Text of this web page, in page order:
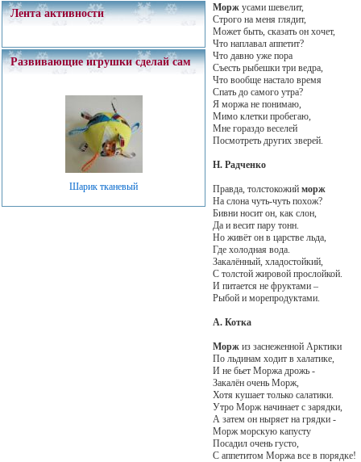
Лента активности
Развивающие игрушки сделай сам
Шарик тканевый
Моржусами шевелит,
Строго на меня глядит,
Может быть, сказать он хочет,
Что наплавал аппетит?
Что давно уже пора
Съесть рыбешки три ведра,
Что вообще настало время
Спать до самого утра?
Я моржа не понимаю,
Мимо клетки пробегаю,
Мне гораздо веселей
Посмотреть других зверей.
Н. Радченко
Правда, толстокожий морж
На слона чуть-чуть похож?
Бивни носит он, как слон,
Да и весит пару тонн.
Но живёт он в царстве льда,
Где холодная вода.
Закалённый, хладостойкий,
С толстой жировой прослойкой.
И питается не фруктами –
Рыбой и морепродуктами.
А. Котка
Моржиз заснеженной Арктики
По льдинам ходит в халатике,
И не бьет Моржа дрожь -
Закалён очень Морж,
Хотя кушает только салатики.
Утро Морж начинает с зарядки,
А затем он ныряет на грядки -
Морж морскую капусту
Посадил очень густо,
С аппетитом Моржа все в порядке!